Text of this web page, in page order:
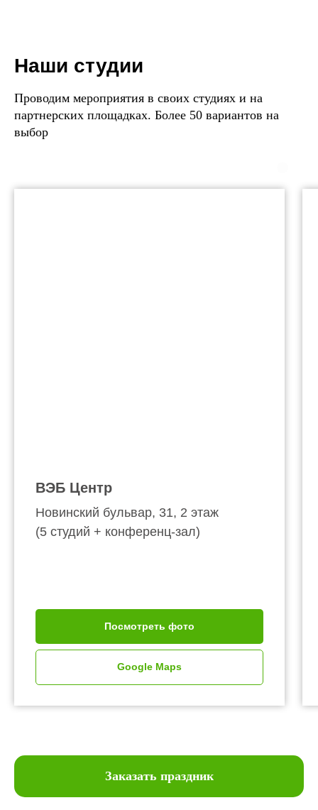
Наши студии
Проводим мероприятия в своих студиях и на
партнерских площадках. Более 50 вариантов на
выбор
ВЭБ Центр
Новинский бульвар, 31, 2 этаж
(5 студий + конференц-зал)
Посмотреть фото
Google Maps
Заказать праздник